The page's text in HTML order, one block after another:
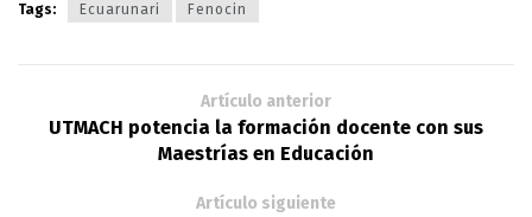
Tags: Ecuarunari Fenocin
Artículo anterior
UTMACH potencia la formación docente con sus
Maestrías en Educación
Artículo siguiente